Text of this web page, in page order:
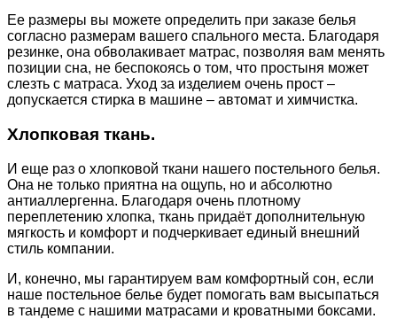
Ее размеры вы можете определить при заказе белья
согласно размерам вашего спального места. Благодаря
резинке, она обволакивает матрас, позволяя вам менять
позиции сна, не беспокоясь о том, что простыня может
слезть с матраса. Уход за изделием очень прост –
допускается стирка в машине – автомат и химчистка.
Хлопковая ткань.
И еще раз о хлопковой ткани нашего постельного белья.
Она не только приятна на ощупь, но и абсолютно
антиаллергенна. Благодаря очень плотному
переплетению хлопка, ткань придаёт дополнительную
мягкость и комфорт и подчеркивает единый внешний
стиль компании.
И, конечно, мы гарантируем вам комфортный сон, если
наше постельное белье будет помогать вам высыпаться
в тандеме с нашими матрасами и кроватными боксами.